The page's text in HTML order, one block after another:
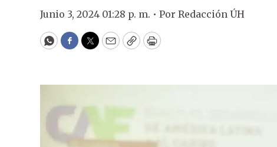
Junio 3, 2024 01:28 p. m. • Por Redacción ÚH
WhatsApp
Facebook
Twitter
EmailCopyPrint